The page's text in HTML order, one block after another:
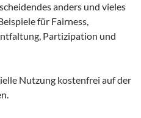
anders und vieles
für Fairness,
Partizipation und
Nutzung kostenfrei auf der